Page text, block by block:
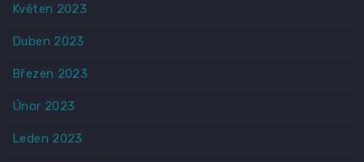
Květen 2023
Duben 2023
Březen 2023
Únor 2023
Leden 2023